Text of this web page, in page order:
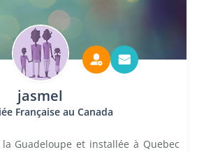
jasmel
Française au Canada
Guadeloupe et installée à Quebec